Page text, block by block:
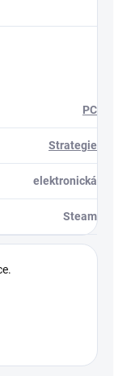
PC
Strategie
elektronická
Steam